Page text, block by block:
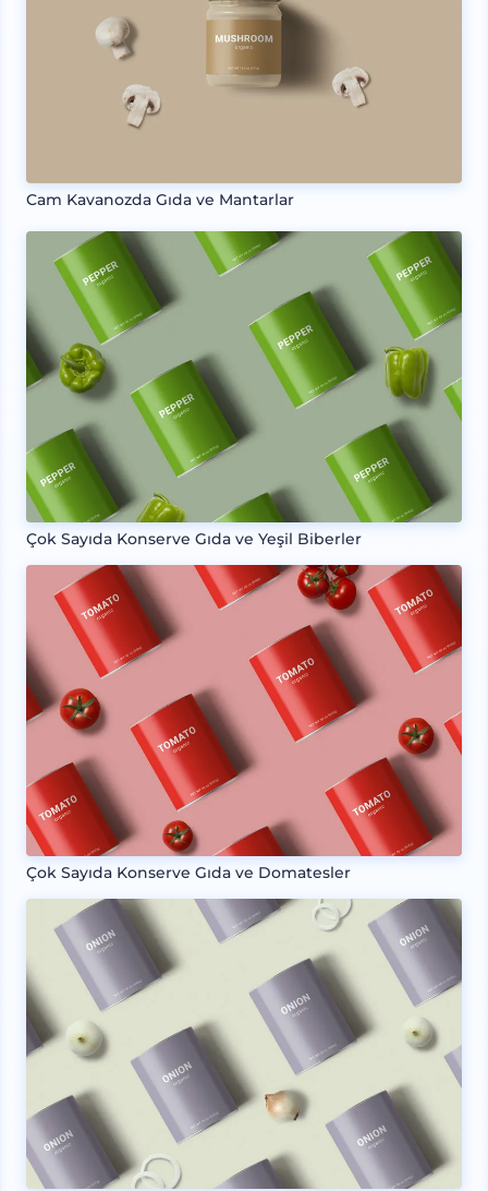
Cam Kavanozda Gıda ve Mantarlar
Çok Sayıda Konserve Gıda ve Yeşil Biberler
Çok Sayıda Konserve Gıda ve Domatesler